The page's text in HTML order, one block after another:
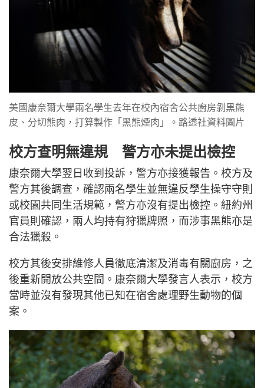
美國康奈爾大學兩名學生去年在校內宿舍公共廚房剝黑熊
皮、分切熊肉，打算製作「黑熊煙肉」。路透社資料圖片
校方查明無違規 警方亦未提出檢控
康奈爾大學翌日收到投訴，警方亦接獲報告。校方及
警方其後調查，確認兩名學生並無違反學生操守守則
或校園共同生活規範，警方亦沒有提出檢控。紐約州
官員則確認，兩人均持有狩獵牌照，而涉事黑熊亦是
合法獵殺。
校方其後安排維修人員徹底清潔及消毒有關廚房，之
後重新開放公共空間。康奈爾大學發言人表示，校方
當時並沒有發現其他已知在宿舍處理野生動物的個
案。